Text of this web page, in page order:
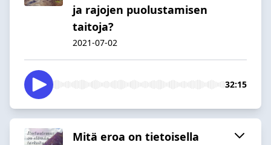
ja rajojen puolustamisen
taitoja?
2021-07-02
32:15
Mitä eroa on tietoisella